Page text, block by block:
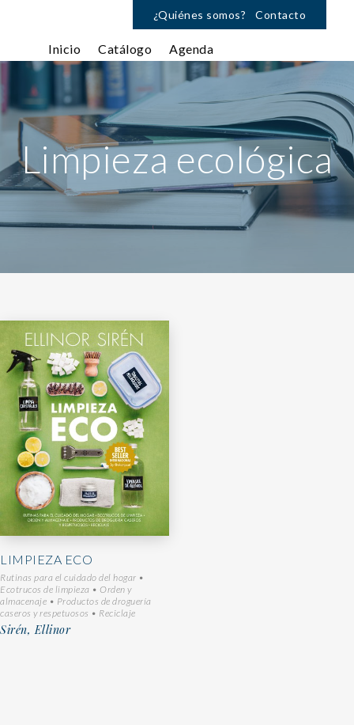
¿Quiénes somos? Contacto
Inicio Catálogo Agenda
Limpieza ecológica
LIMPIEZA ECO
Rutinas para el cuidado del hogar •
Ecotrucos de limpieza • Orden y
almacenaje • Productos de droguería
caseros y respetuosos • Reciclaje
Sirén, Ellinor